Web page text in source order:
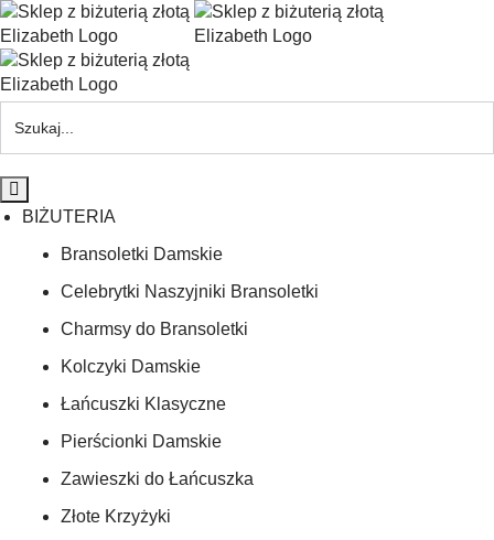
BIŻUTERIA
Bransoletki Damskie
Celebrytki Naszyjniki Bransoletki
Charmsy do Bransoletki
Kolczyki Damskie
Łańcuszki Klasyczne
Pierścionki Damskie
Zawieszki do Łańcuszka
Złote Krzyżyki